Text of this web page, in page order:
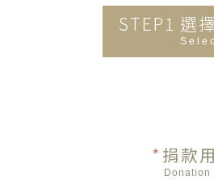
STEP1 選
* 捐款
Donation